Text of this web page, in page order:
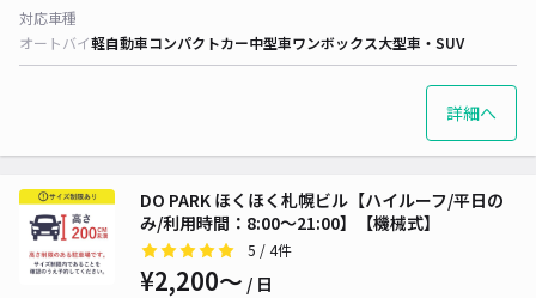
対応車種
オートバイ軽自動車コンパクトカー中型車ワンボックス大型車・SUV
詳細へ
DO PARK ほくほく札幌ビル【ハイルーフ/平日の
み/利用時間：8:00～21:00】【機械式】
5 / 4件
¥2,200〜 / 日